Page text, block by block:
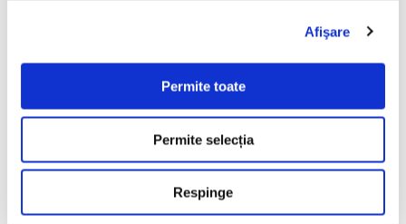
Afişare
Permite toate
Permite selecția
Respinge
Kia Niro
2021 119708 km Hibrid Plug-in 141 HP Automata